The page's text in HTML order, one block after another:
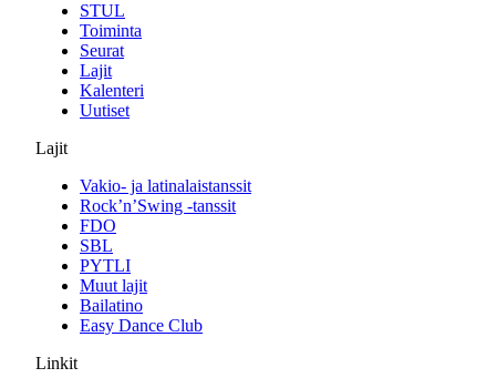
STUL
Toiminta
Seurat
Lajit
Kalenteri
Uutiset
Lajit
Vakio- ja latinalaistanssit
Rock’n’Swing -tanssit
FDO
SBL
PYTLI
Muut lajit
Bailatino
Easy Dance Club
Linkit